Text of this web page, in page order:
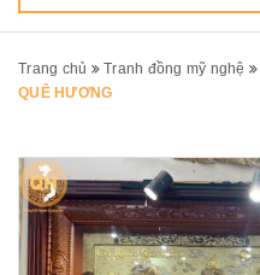
Trang chủ Tranh đồng mỹ nghệ
QUÊ HƯƠNG